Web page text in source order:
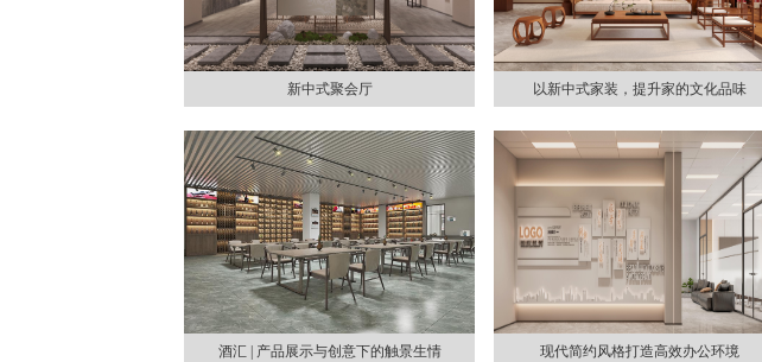
新中式聚会厅 以新中式家装，提升家的文化品味
酒汇 | 产品展示与创意下的触景生情 现代简约风格打造高效办公环境